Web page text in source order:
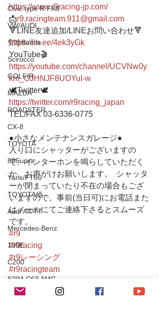
Civic type R FK8
VW/AUDI
空冷Beetle
Scirocco
GOLF/R
MAZDA
ROADSTER
CX-8
TOYOTA
80Supra
Yaris/FT86
TOYOTA他
Audi A4/TT
Mercedes-Benz
190E
C200
S204 C63 AMG
CLS55AMG
https://www.r9racing-jp.com/
📩r9.racingteam.911@gmail.com
🔻LINE友達追加/LINEお問い合わせ🔻
https://lin.ee/4ek3yGk
YouTube🎬
https://youtube.com/channel/UCVNw0y
km_OJHNJF8UOYuI-w
🕊Twitter🕊
https://twitter.com/r9racing_japan
TEL/FAX 03-6336-0775
●小さなメンテナンスガレージ●
入り口にシャッターがございますの
で、インターホンを鳴らしていただく
か、お声がけお願いします。  シャッタ
ーが閉まっていたり不在の場合もござ
いますので、事前(当日可)にお電話また
はメールにてご連絡下さるとスムーズ
です。
#r9
#r9racing
#r9レーシング
#r9racingteam
#alfaromeo
#alfamito